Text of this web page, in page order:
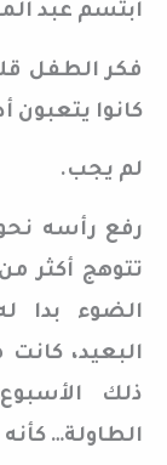
ابتسم عبد
فكر الطفل
كانوا يتعبون
لم يجب.
رفع رأسه نحو
تتوهج أكثر
الضوء بدا
البعيد، كانت
ذلك
الطاولة…